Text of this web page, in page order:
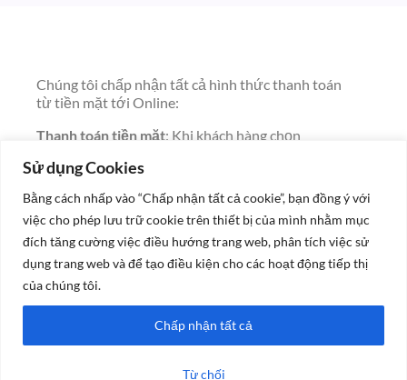
Sử dụng Cookies
Bằng cách nhấp vào “Chấp nhận tất cả cookie”, bạn đồng ý với
việc cho phép lưu trữ cookie trên thiết bị của mình nhằm mục
đích tăng cường việc điều hướng trang web, phân tích việc sử
dụng trang web và để tạo điều kiện cho các hoạt động tiếp thị
của chúng tôi.
Từ chối
Chấp nhận tất cả
Chúng tôi chấp nhận tất cả hình thức thanh toán
từ tiền mặt tới Online:
Thanh toán tiền mặt: Khi khách hàng chọn
hàng, bạn cần thanh toán toàn bộ số tiền đơn
hàng hiện ra phía cuối đơn hàng trên website cho
shipper. Với những đơn hàng lớn hơn 2.000.000,
nếu chọn phương thức thanh toán bằng tiền mặt
thì cần thanh toán phần tiền cọc là 50% tổng đơn
hàng để bếp có thể chuẩn bị đơn hàng.
Với các hình thức thanh toán online, chúng tôi